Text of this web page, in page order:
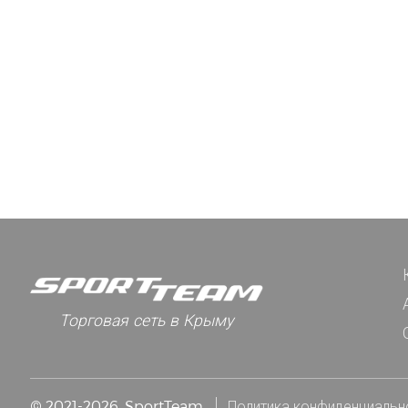
Торговая сеть в Крыму